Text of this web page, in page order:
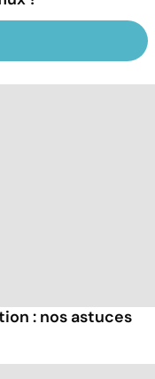
: nos astuces